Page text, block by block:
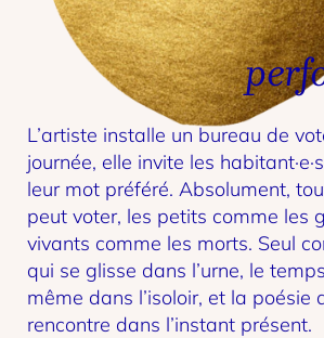
L’artiste installe un bureau de
journée, elle invite les
leur mot préféré. Absolument,
peut voter, les petits comme les
vivants comme les morts. Seul
qui se glisse dans l’urne, le
même dans l’isoloir, et la poésie
rencontre dans l’instant présent.